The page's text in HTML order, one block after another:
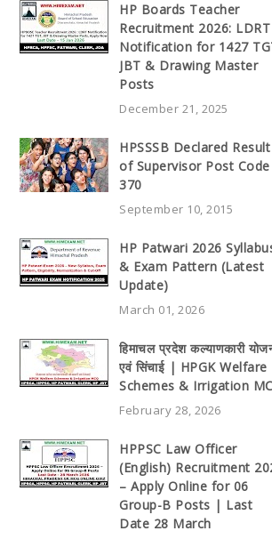
HP Boards Teacher
Recruitment 2026: LDRT
Notification for 1427
JBT & Drawing Master
Posts
December 21, 2025
HPSSSB Declared Result
of Supervisor Post Code
370
September 10, 2015
HP Patwari 2026
& Exam Pattern (Latest
Update)
March 01, 2026
हिमाचल प्रदेश कल्याणकारी
एवं सिंचाई | HPGK Welfare
Schemes & Irrigation
February 28, 2026
HPPSC Law Officer
(English) Recruitment
– Apply Online for 06
Group-B Posts | Last
Date 28 March